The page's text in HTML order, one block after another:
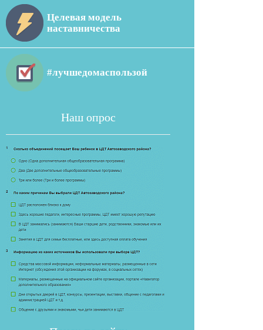
Целевая модель
наставничества
#лучшедомаспользой
Наш опрос